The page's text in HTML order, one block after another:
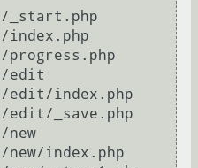
_start.php
edit
edit/index.php
edit/_save.php
index.php